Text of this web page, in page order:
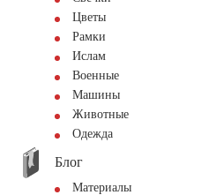
Цветы
Рамки
Ислам
Военные
Машины
Животные
Одежда
Блог
Материалы